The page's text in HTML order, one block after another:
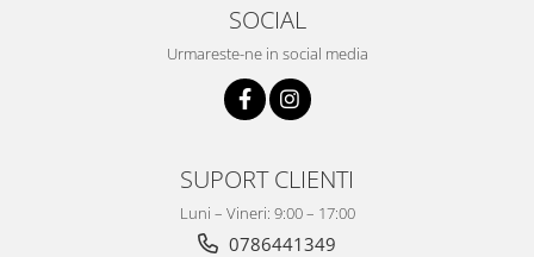
Plafoniere cu ventilator integrat
SOCIAL
Urmareste-ne in social media
SUPORT CLIENTI
Luni – Vineri: 9:00 – 17:00
0786441349